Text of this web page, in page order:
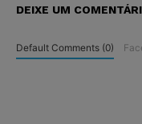
DEIXE UM
Default Comments (0)